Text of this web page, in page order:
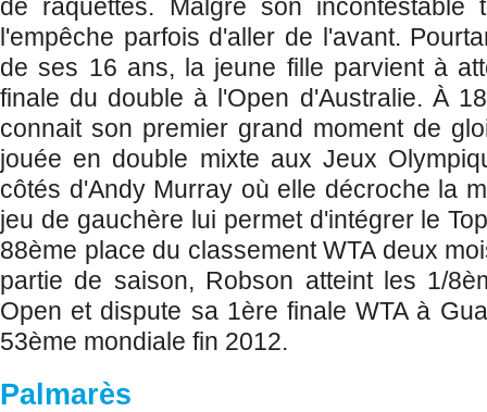
de raquettes. Malgré son incontestable
l'empêche parfois d'aller de l'avant.
de ses 16 ans, la jeune fille parvient à
finale du double à l'Open d'Australie. À
connait son premier grand moment de
jouée en double mixte aux Jeux
côtés d'Andy Murray où elle décroche la
jeu de gauchère lui permet d'intégrer le
88ème place du classement WTA deux
partie de saison, Robson atteint les 1/
Open et dispute sa 1ère finale WTA à
53ème mondiale fin 2012.
Palmarès